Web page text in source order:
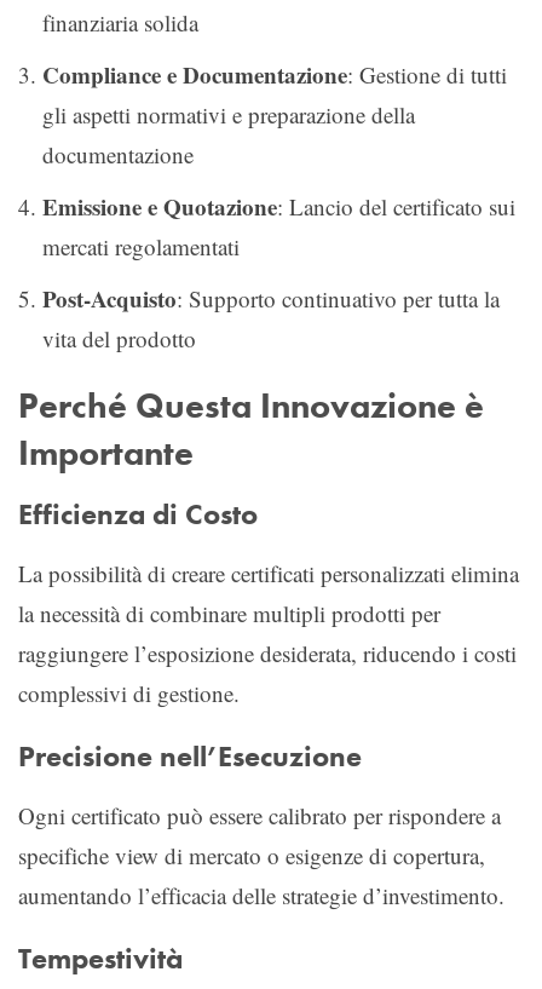
finanziaria solida
Compliance e Documentazione: Gestione di tutti
gli aspetti normativi e preparazione della
documentazione
Emissione e Quotazione: Lancio del certificato sui
mercati regolamentati
Post-Acquisto: Supporto continuativo per tutta la
vita del prodotto
Perché Questa Innovazione è
Importante
Efficienza di Costo
La possibilità di creare certificati personalizzati elimina
la necessità di combinare multipli prodotti per
raggiungere l’esposizione desiderata, riducendo i costi
complessivi di gestione.
Precisione nell’Esecuzione
Ogni certificato può essere calibrato per rispondere a
specifiche view di mercato o esigenze di copertura,
aumentando l’efficacia delle strategie d’investimento.
Tempestività